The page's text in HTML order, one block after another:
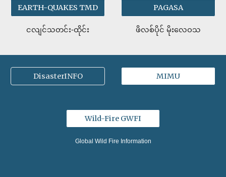
EARTH-QUAKES TMD
ငလျင်သတင်း-ထိုင်း
PAGASA
ဖိလစ်ပိုင် မိုးလေဝသ
DisasterINFO MIMU
Wild-Fire GWFI
Global Wild Fire Information